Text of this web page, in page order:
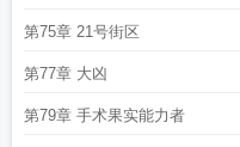
第75章 21号街区
第77章 大凶
第79章 手术果实能力者